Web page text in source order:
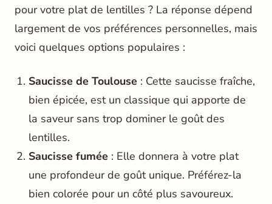
pour votre plat de lentilles ? La réponse dépend
largement de vos préférences personnelles, mais
voici quelques options populaires :
Saucisse de Toulouse: Cette saucisse fraîche,
bien épicée, est un classique qui apporte de
la saveur sans trop dominer le goût des
lentilles.
Saucisse fumée: Elle donnera à votre plat
une profondeur de goût unique. Préférez-la
bien colorée pour un côté plus savoureux.